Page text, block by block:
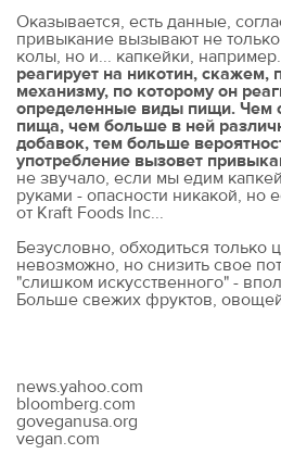
Оказывается, есть данные,
привыкание вызывают не
колы, но и... капкейки, например.
реагирует на никотин, скажем,
механизму, по которому он
определенные виды пищи. Чем
пища, чем больше в ней
добавок, тем больше
употребление вызовет
не звучало, если мы едим
руками - опасности никакой, но
от Kraft Foods Inc...
Безусловно, обходиться только
невозможно, но снизить свое
"слишком искусственного" -
Больше свежих фруктов,
news.yahoo.com
bloomberg.com
goveganusa.org
vegan.com